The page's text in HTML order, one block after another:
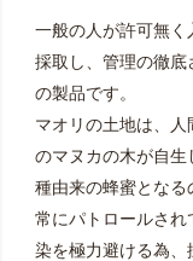
一般の人が許可無
採取し、管理の徹
の製品です。
マオリの土地は、
のマヌカの木が自
種由来の蜂蜜となる
常にパトロールさ
染を極力避ける為